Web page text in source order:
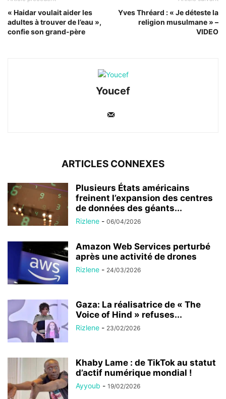
« Haidar voulait aider les
adultes à trouver de l’eau »,
confie son grand-père
Yves Thréard : « Je déteste la
religion musulmane » –
VIDEO
Youcef
ARTICLES CONNEXES
Plusieurs États américains
freinent l’expansion des centres
de données des géants...
Rizlene - 06/04/2026
Amazon Web Services perturbé
après une activité de drones
Rizlene - 24/03/2026
Gaza: La réalisatrice de « The
Voice of Hind » refuses...
Rizlene - 23/02/2026
Khaby Lame : de TikTok au statut
d’actif numérique mondial !
Ayyoub - 19/02/2026